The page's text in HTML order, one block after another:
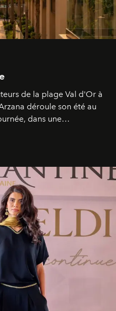
de la plage Val d'Or à
déroule son été au
dans une